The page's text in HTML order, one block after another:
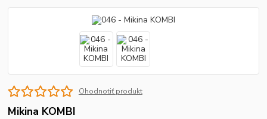
Ohodnotiť produkt
Mikina KOMBI